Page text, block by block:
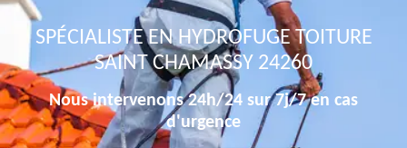
SPÉCIALISTE EN HYDROFUGE TOITURE
SAINT CHAMASSY 24260
Nous intervenons 24h/24 sur 7j/7 en cas
d'urgence